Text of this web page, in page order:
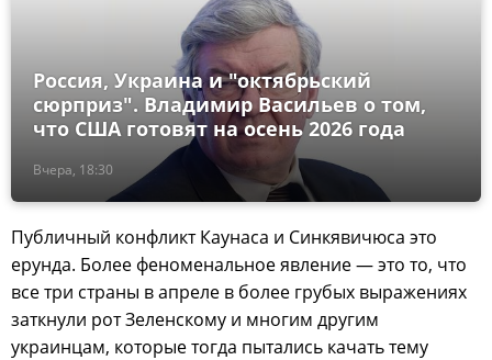
Вчера, 18:30
Россия, Украина и "октябрьский
сюрприз". Владимир Васильев о том,
что США готовят на осень 2026 года
Публичный конфликт Каунаса и Синкявичюса это
ерунда. Более феноменальное явление — это то, что
все три страны в апреле в более грубых выражениях
заткнули рот Зеленскому и многим другим
украинцам, которые тогда пытались качать тему